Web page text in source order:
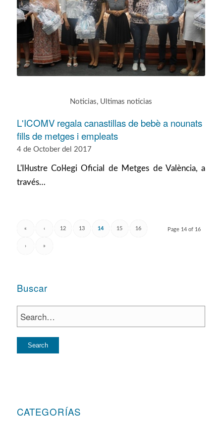
Noticias, Ultimas noticias
L'ICOMV regala canastillas de bebè a nounats
fills de metges i empleats
4 de October del 2017
L'Il·lustre Col·legi Oficial de Metges de València, a
través…
Page 14 of 16
« ‹ 12 13 14 15 16
› »
Buscar
CATEGORÍAS